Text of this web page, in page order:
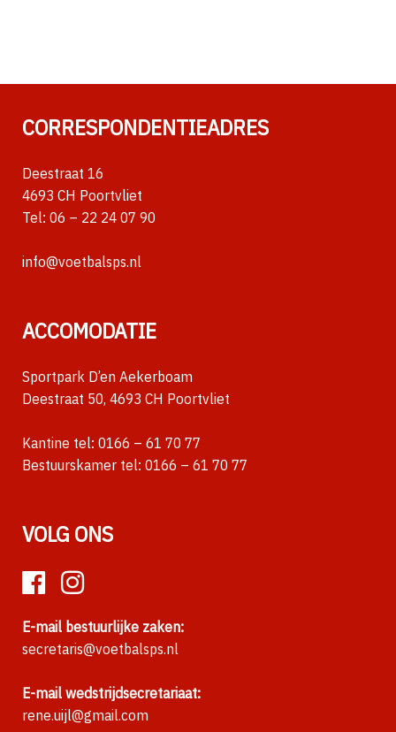
CORRESPONDENTIEADRES
Deestraat 16
4693 CH Poortvliet
Tel: 06 – 22 24 07 90
info@voetbalsps.nl
ACCOMODATIE
Sportpark D’en Aekerboam
Deestraat 50, 4693 CH Poortvliet
Kantine tel: 0166 – 61 70 77
Bestuurskamer tel: 0166 – 61 70 77
VOLG ONS
E-mail bestuurlijke zaken:
secretaris@voetbalsps.nl
E-mail wedstrijdsecretariaat:
rene.uijl@gmail.com